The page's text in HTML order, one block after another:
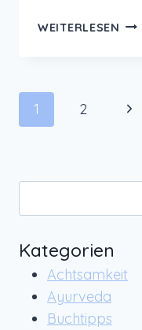
WEITERLESEN
1 2
Kategorien
Achtsamkeit
Ayurveda
Buchtipps